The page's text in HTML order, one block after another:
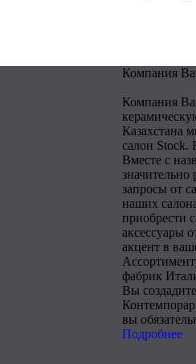
Компания
Компания
Казахстана
салон Stock.
Вместе с
запросы от
наших
приобрести
аксессуары
акцент в
фабрик
Вы
вы
Подробнее